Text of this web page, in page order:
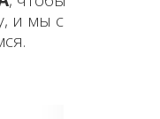
и мы с